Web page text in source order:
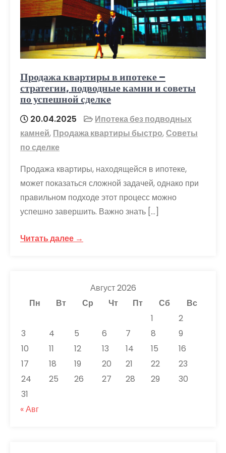
Продажа квартиры в ипотеке –
стратегии, подводные камни и советы
по успешной сделке
20.04.2025
Ипотека без подводных
камней, Продажа квартиры быстро,Советы
по сделке
Продажа квартиры, находящейся в ипотеке,
может показаться сложной задачей, однако при
правильном подходе этот процесс можно
успешно завершить. Важно знать […]
Читать далее →
Август 2026
Пн
Вт Ср Чт Пт Сб
Вс
1
2
3
4 5 6 7 8
9
10
11 12 13 14 15
16
17
18 19 20 21 22
23
24
25 26 27 28 29
30
31
« Авг